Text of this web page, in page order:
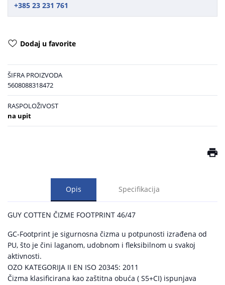
+385 23 231 761
Dodaj u favorite
ŠIFRA PROIZVODA
5608088318472
RASPOLOŽIVOST
na upit
Opis Specifikacija
GUY COTTEN ČIZME FOOTPRINT 46/47
GC-Footprint je sigurnosna čizma u potpunosti izrađena od
PU, što je čini laganom, udobnom i fleksibilnom u svakoj
aktivnosti.
OZO KATEGORIJA II EN ISO 20345: 2011
Čizma klasificirana kao zaštitna obuća ( S5+CI) ispunjava